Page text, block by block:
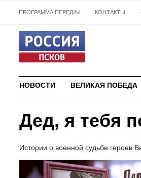
ПРОГРАММА ПЕРЕДАЧ КОНТАКТЫ
НОВОСТИ ВЕЛИКАЯ ПОБЕДА
Дед, я тебя
Истории о военной судьбе героев